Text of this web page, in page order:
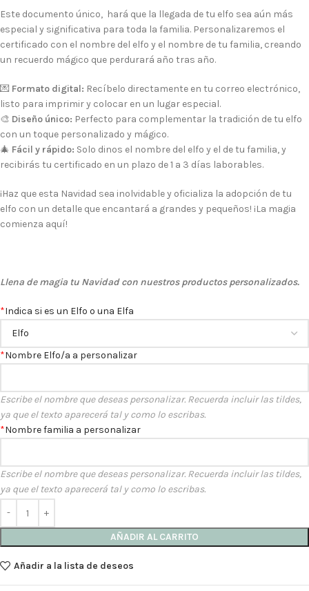
Este documento único, hará que la llegada de tu elfo sea aún más
especial y significativa para toda la familia. Personalizaremos el
certificado con el nombre del elfo y el nombre de tu familia, creando
un recuerdo mágico que perdurará año tras año.
💌 Formato digital: Recíbelo directamente en tu correo electrónico,
listo para imprimir y colocar en un lugar especial.
🎨 Diseño único: Perfecto para complementar la tradición de tu elfo
con un toque personalizado y mágico.
🎄 Fácil y rápido: Solo dinos el nombre del elfo y el de tu familia, y
recibirás tu certificado en un plazo de 1 a 3 días laborables.
¡Haz que esta Navidad sea inolvidable y oficializa la adopción de tu
elfo con un detalle que encantará a grandes y pequeños! ¡La magia
comienza aquí!
Llena de magia tu Navidad con nuestros productos personalizados.
*Indica si es un Elfo o una Elfa
*Nombre Elfo/a a personalizar
Escribe el nombre que deseas personalizar. Recuerda incluir las tildes,
ya que el texto aparecerá tal y como lo escribas.
*Nombre familia a personalizar
Escribe el nombre que deseas personalizar. Recuerda incluir las tildes,
ya que el texto aparecerá tal y como lo escribas.
AÑADIR AL CARRITO
Añadir a la lista de deseos